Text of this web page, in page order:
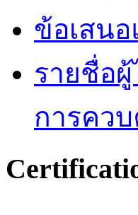
ข้อเสน
รายชื่อ
การคว